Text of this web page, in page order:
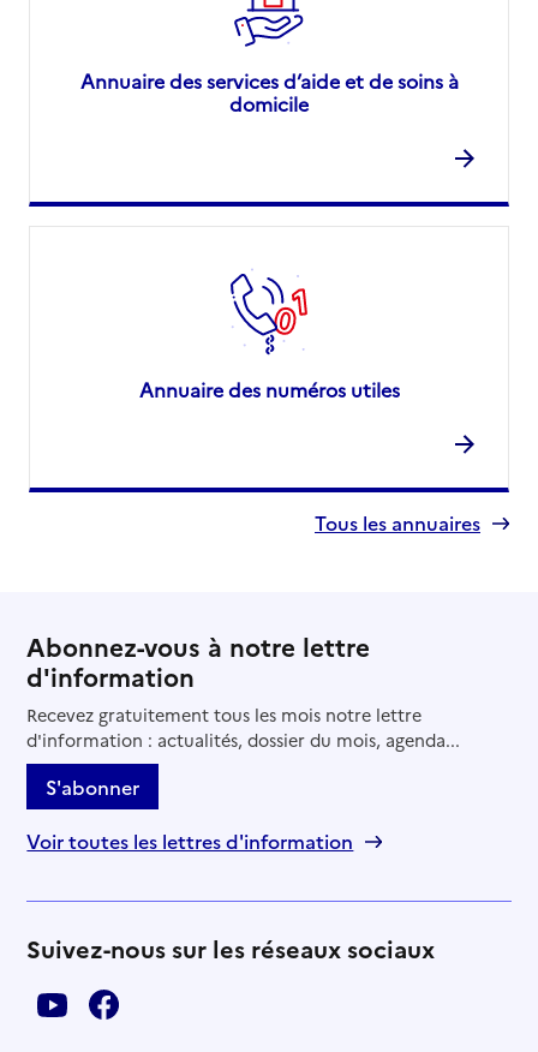
Annuaire des services d’aide et de soins à
domicile
Annuaire des numéros utiles
Tous les annuaires
Abonnez-vous à notre lettre
d'information
Recevez gratuitement tous les mois notre lettre
d'information : actualités, dossier du mois, agenda...
S'abonner
Voir toutes les lettres d'information
Suivez-nous sur les réseaux sociaux